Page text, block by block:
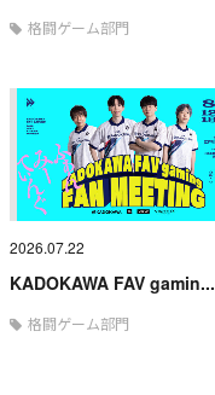
格闘ゲーム部門
2026.07.22
KADOKAWA FAV gamin...
格闘ゲーム部門